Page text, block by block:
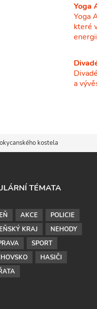
Yoga
Yoga
které
a
kostela
TÉMATA
AKCE
POLICIE
KRAJ
NEHODY
SPORT
HASIČI